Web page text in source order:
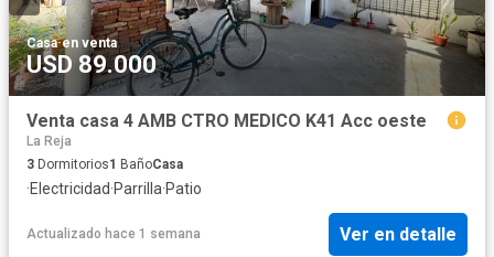
Casa·en venta
USD 89.000
Venta casa 4 AMB CTRO MEDICO K41 Acc oeste
La Reja
3 Dormitorios1 BañoCasa
·Electricidad·Parrilla·Patio
Actualizado hace 1 semana Ver en detalle